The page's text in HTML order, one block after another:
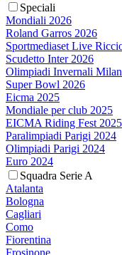
Speciali
Mondiali 2026
Roland Garros 2026
Sportmediaset Live
Scudetto Inter 2026
Olimpiadi Invernali
Super Bowl 2026
Eicma 2025
Mondiale per club 2025
EICMA Riding Fest 2025
Paralimpiadi Parigi 2024
Olimpiadi Parigi 2024
Euro 2024
Squadra Serie A
Atalanta
Bologna
Cagliari
Como
Fiorentina
Frosinone